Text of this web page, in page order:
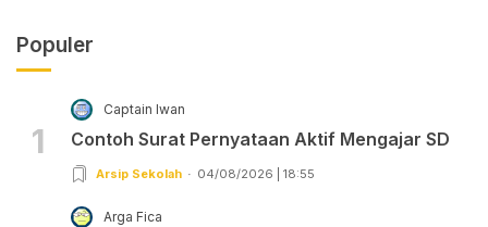
Populer
1
Captain Iwan
Contoh Surat Pernyataan Aktif Mengajar SD
Arsip Sekolah 04/08/2026 | 18:55
Arga Fica